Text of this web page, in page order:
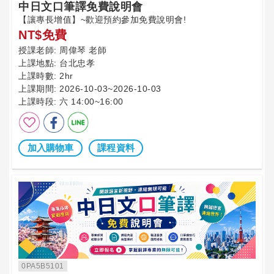
中日文口筆譯免費說明會
【讓專長增值】~歡迎預約參加免費說明會!
NT$免費
授課老師: 周偉琴 老師
上課地點: 台北忠孝
上課時數: 2hr
上課期間: 2026-10-03~2026-10-03
上課時段: 六 14:00~16:00
加入購物車 課程資料
0PA5B5101